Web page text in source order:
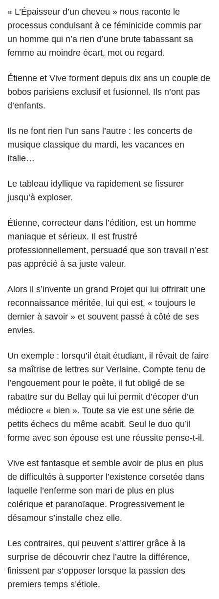
« L’Épaisseur d’un cheveu » nous raconte le
processus conduisant à ce féminicide commis par
un homme qui n’a rien d’une brute tabassant sa
femme au moindre écart, mot ou regard.
Étienne et Vive forment depuis dix ans un couple de
bobos parisiens exclusif et fusionnel. Ils n’ont pas
d’enfants.
Ils ne font rien l’un sans l’autre : les concerts de
musique classique du mardi, les vacances en
Italie…
Le tableau idyllique va rapidement se fissurer
jusqu’à exploser.
Étienne, correcteur dans l’édition, est un homme
maniaque et sérieux. Il est frustré
professionnellement, persuadé que son travail n’est
pas apprécié à sa juste valeur.
Alors il s’invente un grand Projet qui lui offrirait une
reconnaissance méritée, lui qui est, « toujours le
dernier à savoir » et souvent passé à côté de ses
envies.
Un exemple : lorsqu’il était étudiant, il rêvait de faire
sa maîtrise de lettres sur Verlaine. Compte tenu de
l’engouement pour le poète, il fut obligé de se
rabattre sur du Bellay qui lui permit d’écoper d’un
médiocre « bien ». Toute sa vie est une série de
petits échecs du même acabit. Seul le duo qu’il
forme avec son épouse est une réussite pense-t-il.
Vive est fantasque et semble avoir de plus en plus
de difficultés à supporter l’existence corsetée dans
laquelle l’enferme son mari de plus en plus
colérique et paranoïaque. Progressivement le
désamour s’installe chez elle.
Les contraires, qui peuvent s’attirer grâce à la
surprise de découvrir chez l’autre la différence,
finissent par s’opposer lorsque la passion des
premiers temps s’étiole.